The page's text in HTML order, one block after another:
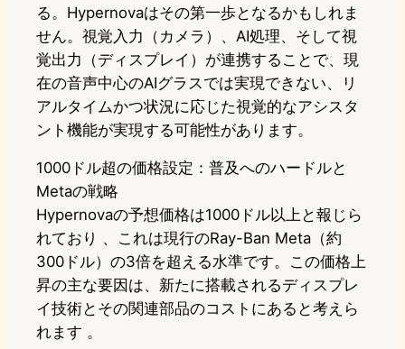
る。Hypernovaはその第一歩となるかもしれま
せん。視覚入力（カメラ）、AI処理、そして視
覚出力（ディスプレイ）が連携することで、現
在の音声中心のAIグラスでは実現できない、リ
アルタイムかつ状況に応じた視覚的なアシスタ
ント機能が実現する可能性があります。
1000ドル超の価格設定：普及へのハードルと
Metaの戦略
Hypernovaの予想価格は1000ドル以上と報じら
れており 、これは現行のRay-Ban Meta（約
300ドル）の3倍を超える水準です。この価格上
昇の主な要因は、新たに搭載されるディスプレ
イ技術とその関連部品のコストにあると考えら
れます 。